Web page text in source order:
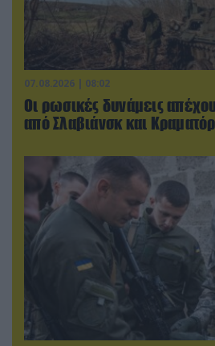
07.08.2026 | 08:02
Οι ρωσικές δυνάμεις
από Σλαβιάνσκ και